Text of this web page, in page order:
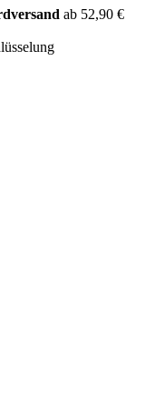
ab 52,90 €